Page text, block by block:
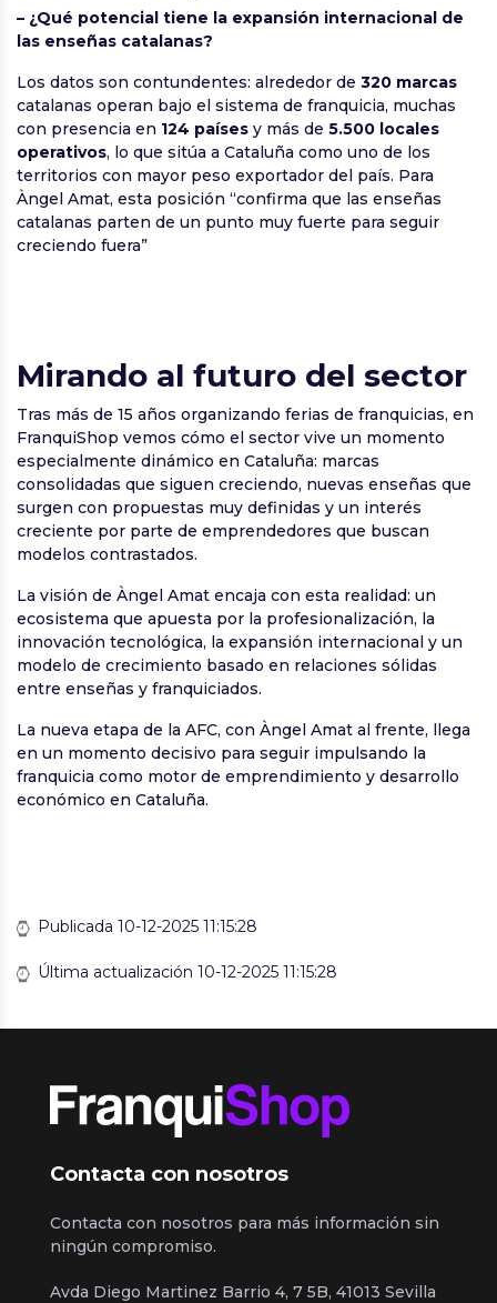
– ¿Qué potencial tiene la expansión internacional de
las enseñas catalanas?
Los datos son contundentes: alrededor de 320 marcas
catalanas operan bajo el sistema de franquicia, muchas
con presencia en 124 países y más de 5.500 locales
operativos, lo que sitúa a Cataluña como uno de los
territorios con mayor peso exportador del país. Para
Àngel Amat, esta posición “confirma que las enseñas
catalanas parten de un punto muy fuerte para seguir
creciendo fuera”
Mirando al futuro del sector
Tras más de 15 años organizando ferias de franquicias, en
FranquiShop vemos cómo el sector vive un momento
especialmente dinámico en Cataluña: marcas
consolidadas que siguen creciendo, nuevas enseñas que
surgen con propuestas muy definidas y un interés
creciente por parte de emprendedores que buscan
modelos contrastados.
La visión de Àngel Amat encaja con esta realidad: un
ecosistema que apuesta por la profesionalización, la
innovación tecnológica, la expansión internacional y un
modelo de crecimiento basado en relaciones sólidas
entre enseñas y franquiciados.
La nueva etapa de la AFC, con Àngel Amat al frente, llega
en un momento decisivo para seguir impulsando la
franquicia como motor de emprendimiento y desarrollo
económico en Cataluña.
Publicada 10-12-2025 11:15:28
Última actualización 10-12-2025 11:15:28
Contacta con nosotros
Contacta con nosotros para más información sin
ningún compromiso.
Avda Diego Martinez Barrio 4, 7 5B, 41013 Sevilla